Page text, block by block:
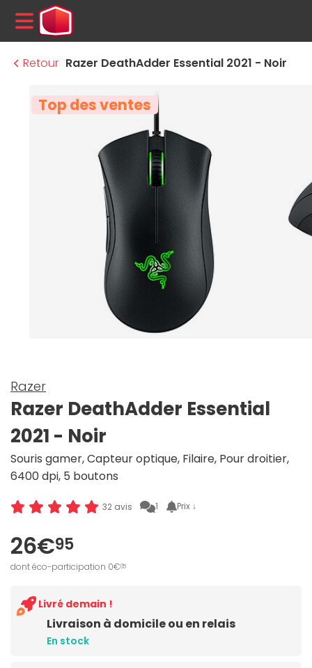
MENU
Retour Razer DeathAdder Essential 2021 - Noir
Top des ventes
Razer
Razer DeathAdder Essential
2021 - Noir
Souris gamer, Capteur optique, Filaire, Pour droitier,
6400 dpi, 5 boutons
32 avis 1 Prix ↓
26€95
dont éco-participation 0€05
Livraison à domicile ou en relais
En stock
Livré demain !